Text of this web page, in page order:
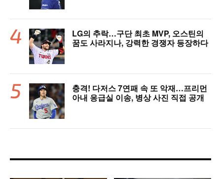
LG의 추락…구단 최초 MVP, 오스틴의
꿈도 사라지나, 강력한 경쟁자 등장하다
충격! 다저스 7연패 속 또 악재…프리먼
아내 응급실 이송, 병상 사진 직접 공개